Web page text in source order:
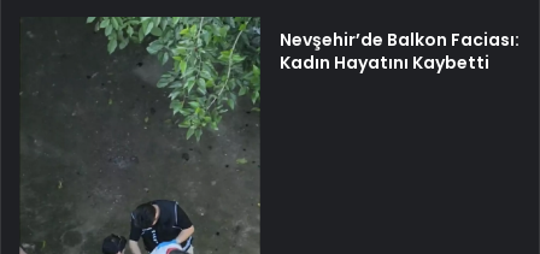
Nevşehir’de Balkon Faciası:
Kadın Hayatını Kaybetti